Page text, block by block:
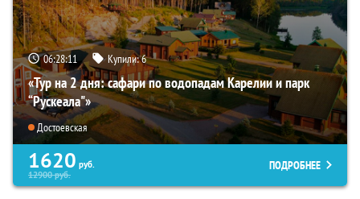
06:28:10 Купили:6
«Тур на 2 дня: сафари по водопадам Карелии и парк
“Рускеала"»
Достоевская
1620 руб.
12900руб.
ПОДРОБНЕЕ